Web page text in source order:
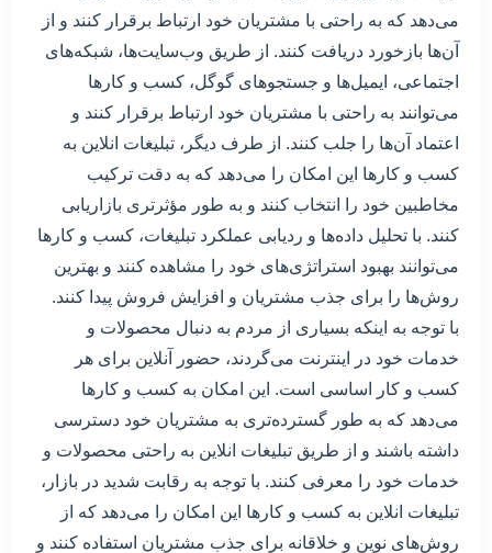
می‌دهد که به راحتی با مشتریان خود ارتباط برقرار کنند و از
آن‌ها بازخورد دریافت کنند. از طریق وب‌سایت‌ها، شبکه‌های
اجتماعی، ایمیل‌ها و جستجوهای گوگل، کسب و کارها
می‌توانند به راحتی با مشتریان خود ارتباط برقرار کنند و
اعتماد آن‌ها را جلب کنند. از طرف دیگر، تبلیغات انلاین به
کسب و کارها این امکان را می‌دهد که به دقت ترکیب
مخاطبین خود را انتخاب کنند و به طور مؤثرتری بازاریابی
کنند. با تحلیل داده‌ها و ردیابی عملکرد تبلیغات، کسب و کارها
می‌توانند بهبود استراتژی‌های خود را مشاهده کنند و بهترین
روش‌ها را برای جذب مشتریان و افزایش فروش پیدا کنند.
با توجه به اینکه بسیاری از مردم به دنبال محصولات و
خدمات خود در اینترنت می‌گردند، حضور آنلاین برای هر
کسب و کار اساسی است. این امکان به کسب و کارها
می‌دهد که به طور گسترده‌تری به مشتریان خود دسترسی
داشته باشند و از طریق تبلیغات انلاین به راحتی محصولات و
خدمات خود را معرفی کنند. با توجه به رقابت شدید در بازار،
تبلیغات انلاین به کسب و کارها این امکان را می‌دهد که از
روش‌های نوین و خلاقانه برای جذب مشتریان استفاده کنند و